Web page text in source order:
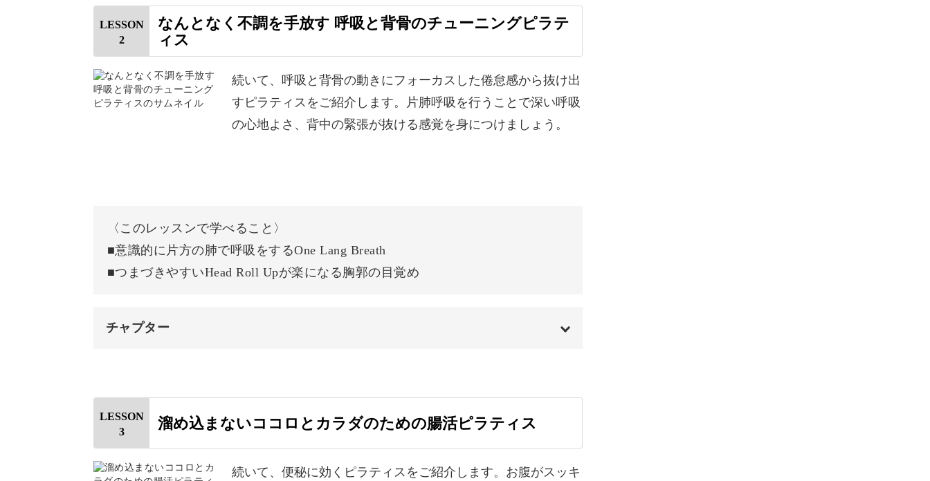
バランスが整うことで、日々のお悩みを改善する効果が期待できます。
また、ピラティスで行う呼吸法は、体だけではなく心も穏やかに整えてくれます。
先ほどもお話しましたが、ピラティスはリハビリ用に開発されたこともあり、運動が苦
手な方・運動を行う習慣がない方でも行いやすいエクササイズです。
はじめに 00:20
使用道具
足首を意識して動かす 01:39
股関節を前後に動かす 04:44
LESSON
2
なんとなく不調を手放す 呼吸と背骨のチューニングピラテ
ィス
続いて、呼吸と背骨の動きにフォーカスした倦怠感から抜け出
すピラティスをご紹介します。片肺呼吸を行うことで深い呼吸
の心地よさ、背中の緊張が抜ける感覚を身につけましょう。
〈このレッスンで学べること〉
■意識的に片方の肺で呼吸をするOne Lang Breath
■つまづきやすいHead Roll Upが楽になる胸郭の目覚め
チャプター
はじめに 00:20
使用道具
片肺呼吸をする 01:27
LESSON
3
溜め込まないココロとカラダのための腸活ピラティス
続いて、便秘に効くピラティスをご紹介します。お腹がスッキ